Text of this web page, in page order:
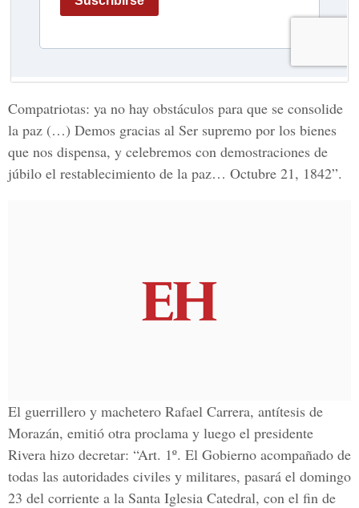
Compatriotas: ya no hay obstáculos para que se consolide
la paz (…) Demos gracias al Ser supremo por los bienes
que nos dispensa, y celebremos con demostraciones de
júbilo el restablecimiento de la paz… Octubre 21, 1842”.
El guerrillero y machetero Rafael Carrera, antítesis de
Morazán, emitió otra proclama y luego el presidente
Rivera hizo decretar: “Art. 1º. El Gobierno acompañado de
todas las autoridades civiles y militares, pasará el domingo
23 del corriente a la Santa Iglesia Catedral, con el fin de